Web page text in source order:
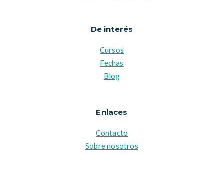
De interés
Cursos
Fechas
Blog
Enlaces
Contacto
Sobre nosotros